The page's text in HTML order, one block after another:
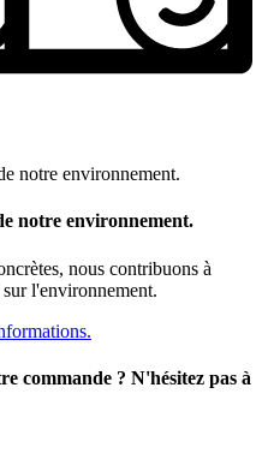
notre environnement.
nous contribuons à
l'environnement.
commande ? N'hésitez pas à